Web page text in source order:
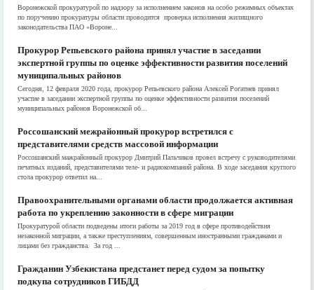
Воронежской прокуратурой по надзору за исполнением законов на особо режимных объектах
по поручению прокуратуры области проводится проверка исполнения жилищного
законодательства ПАО «Вороне...
Прокурор Репьевского района принял участие в заседании
экспертной группы по оценке эффективности развития поселений
муниципальных районов
Сегодня, 12 февраля 2020 года, прокурор Репьевского района Алексей Рогатнев принял
участие в заседании экспертной группы по оценке эффективности развития поселений
муниципальных районов Воронежской об...
Россошанский межрайонный прокурор встретился с
представителями средств массовой информации
Россошанский мажрайонный прокурор Дмитрий Пальчиков провел встречу с руководителями
печатных изданий, представителями теле- и радиокомпаний района. В ходе заседания круглого
стола прокурор ответил на...
Правоохранительными органами области продолжается активная
работа по укреплению законности в сфере миграции
Прокуратурой области подведены итоги работы за 2019 год в сфере противодействия
незаконной миграции, а также преступлениям, совершенным иностранными гражданами и
лицами без гражданства. За год ...
Гражданин Узбекистана предстанет перед судом за попытку
подкупа сотрудников ГИБДД